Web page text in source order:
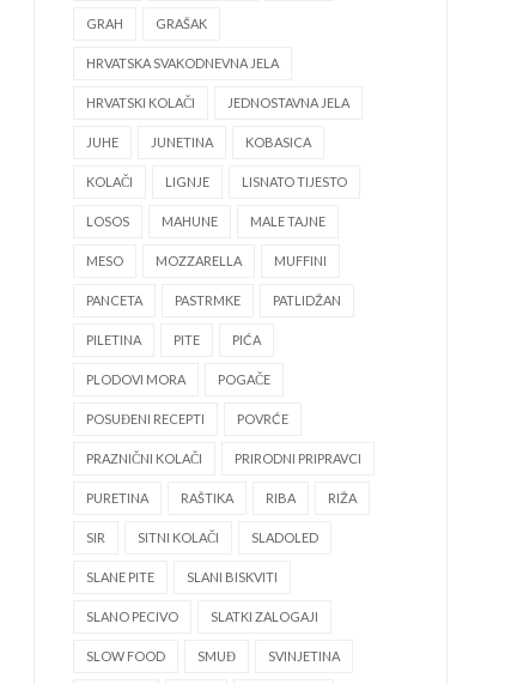
GRAH GRAŠAK
HRVATSKA SVAKODNEVNA JELA
HRVATSKI KOLAČI JEDNOSTAVNA JELA
JUHE JUNETINA KOBASICA
KOLAČI LIGNJE LISNATO TIJESTO
LOSOS MAHUNE MALE TAJNE
MESO MOZZARELLA MUFFINI
PANCETA PASTRMKE PATLIDŽAN
PILETINA PITE PIĆA
PLODOVI MORA POGAČE
POSUĐENI RECEPTI POVRĆE
PRAZNIČNI KOLAČI PRIRODNI PRIPRAVCI
PURETINA RAŠTIKA RIBA RIŽA
SIR SITNI KOLAČI SLADOLED
SLANE PITE SLANI BISKVITI
SLANO PECIVO SLATKI ZALOGAJI
SLOW FOOD SMUĐ SVINJETINA